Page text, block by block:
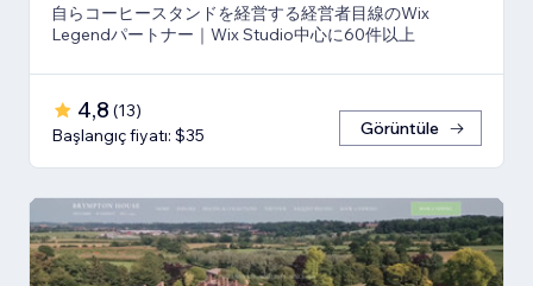
自らコーヒースタンドを経営する経営者目線のWix
Legendパートナー｜Wix Studio中心に60件以上
4,8 (13)
Başlangıç fiyatı: $35
Görüntüle